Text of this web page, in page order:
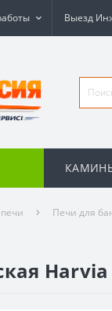
Выезд
Печи для